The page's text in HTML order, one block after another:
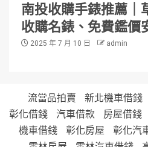
南投收購手錶推薦｜
收購名錶、免費鑑價
2025 年 7 月 10 日 admin
流當品拍賣 新北機車借錢
彰化借錢
汽車借款 房屋借錢
機車借錢
彰化房屋 彰化汽